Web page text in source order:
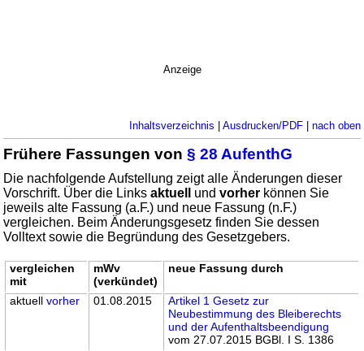
Anzeige
Inhaltsverzeichnis | Ausdrucken/PDF| nach oben
Frühere Fassungen von§ 28 AufenthG
Die nachfolgende Aufstellung zeigt alle Änderungen dieser
Vorschrift. Über die Linksaktuell undvorher können Sie
jeweils alte Fassung (a.F.) und neue Fassung (n.F.)
vergleichen. Beim Änderungsgesetz finden Sie dessen
Volltext sowie die Begründung des Gesetzgebers.
vergleichen
mit
mWv
(verkündet)
neue Fassung durch
aktuellvorher 01.08.2015
Artikel 1 Gesetz zur
Neubestimmung des Bleiberechts
und der Aufenthaltsbeendigung
vom 27.07.2015 BGBl. I S. 1386